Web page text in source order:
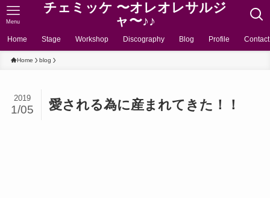
チェミッケ 〜オレオレサルジ
ャ〜♪♪
Menu
Home Stage Workshop Discography Blog Profile Contact
Home blog
愛される為に産まれてきた！！
2019
1/05